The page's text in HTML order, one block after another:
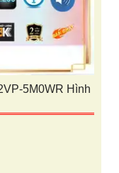
5M0WR Hình